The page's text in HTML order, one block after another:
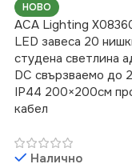
НОВО
ACA Lighting
LED завеса 20
студена светлина
DC свързваемо до
IP44 200×200см
кабел
Налично